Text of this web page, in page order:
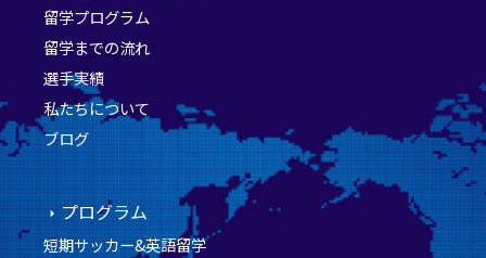
留学プログラム
留学までの流れ
選手実績
私たちについて
ブログ
プログラム
短期サッカー&英語留学